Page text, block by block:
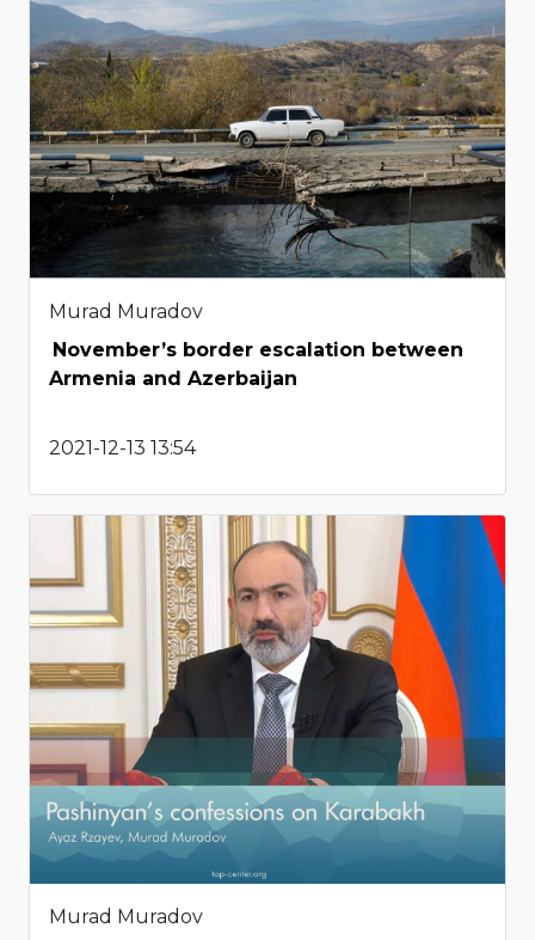
Murad Muradov
November’s border escalation between
Armenia and Azerbaijan
2021-12-13 13:54
Murad Muradov